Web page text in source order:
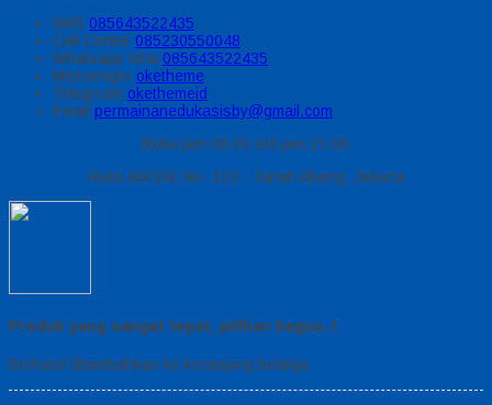
SMS 085643522435
Call Center 085230550048
Whatsapp Icha 085643522435
Messenger oketheme
Telegrram okethemeid
Email permainanedukasisby@gmail.com
Buka jam 08.00 s/d jam 21.00
Ruko ABCDE No. 123 - Tanah Abang, Jakarta
Produk yang sangat tepat, pilihan bagus..!
Berhasil ditambahkan ke keranjang belanja